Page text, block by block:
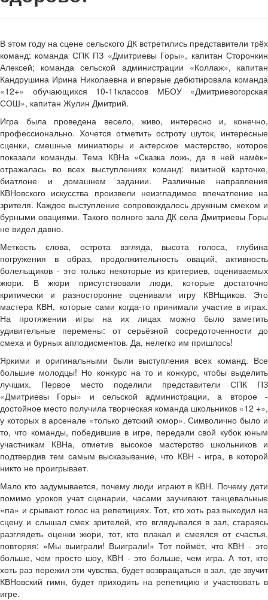
В этом году на сцене сельского ДК встретились представители трёх
команд: команда СПК ПЗ «Дмитриевы Горы», капитан Сторонкин
Алексей; команда сельской администрации «Коллаж», капитан
Кандрушина Ирина Николаевна и впервые дебютировала команда
«12+» обучающихся 10-11классов МБОУ «Дмитриевогорская
СОШ», капитан Жулин Дмитрий.
Игра была проведена весело, живо, интересно и, конечно,
профессионально. Хочется отметить остроту шуток, интересные
сценки, смешные миниатюры и актерское мастерство, которое
показали команды. Тема КВНа «Сказка ложь, да в ней намёк»
отражалась во всех выступлениях команд: визитной карточке,
биатлоне и домашнем задании. Различные направления
КВНовского искусства произвели неизгладимое впечатление на
зрителя. Каждое выступление сопровождалось дружным смехом и
бурными овациями. Такого полного зала ДК села Дмитриевы Горы
не видел давно.
Меткость слова, острота взгляда, высота голоса, глубина
погружения в образ, продолжительность оваций, активность
болельщиков - это только некоторые из критериев, оцениваемых
жюри. В жюри присутствовали люди, которые достаточно
критически и разносторонне оценивали игру КВНщиков. Это
мастера КВН, которые сами когда-то принимали участие в играх.
На протяжении игры на их лицах можно было заметить
удивительные перемены: от серьёзной сосредоточенности до
смеха и бурных аплодисментов. Да, нелегко им пришлось!
Яркими и оригинальными были выступления всех команд. Все
большие молодцы! Но конкурс на то и конкурс, чтобы выделить
лучших. Первое место поделили представители СПК ПЗ
«Дмитриевы Горы» и сельской администрации, а второе -
достойное место получила творческая команда школьников «12 +»,
у которых в арсенале «только детский юмор». Символично было и
то, что команды, победившие в игре, передали свой кубок юным
участникам КВНа, отметив высокое мастерство школьников и
подтвердив тем самым высказывание, что КВН - игра, в которой
никто не проигрывает.
Мало кто задумывается, почему люди играют в КВН. Почему дети
помимо уроков учат сценарии, часами заучивают танцевальные
«па» и срывают голос на репетициях. Тот, кто хоть раз выходил на
сцену и слышал смех зрителей, кто вглядывался в зал, стараясь
разглядеть оценки жюри, тот, кто плакал и смеялся от счастья,
повторяя: «Мы выиграли! Выиграли!» Тот поймёт, что КВН - это
больше, чем просто шоу, КВН - это больше, чем игра. А тот, кто
хоть раз пережил эти чувства, будет возвращаться в зал, где звучит
КВНовский гимн, будет приходить на репетицию и участвовать в
игре.